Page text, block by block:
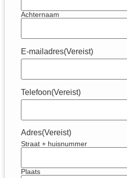
Achternaam
E-mailadres(Vereist)
Telefoon(Vereist)
Adres(Vereist)
Straat + huisnummer
Plaats